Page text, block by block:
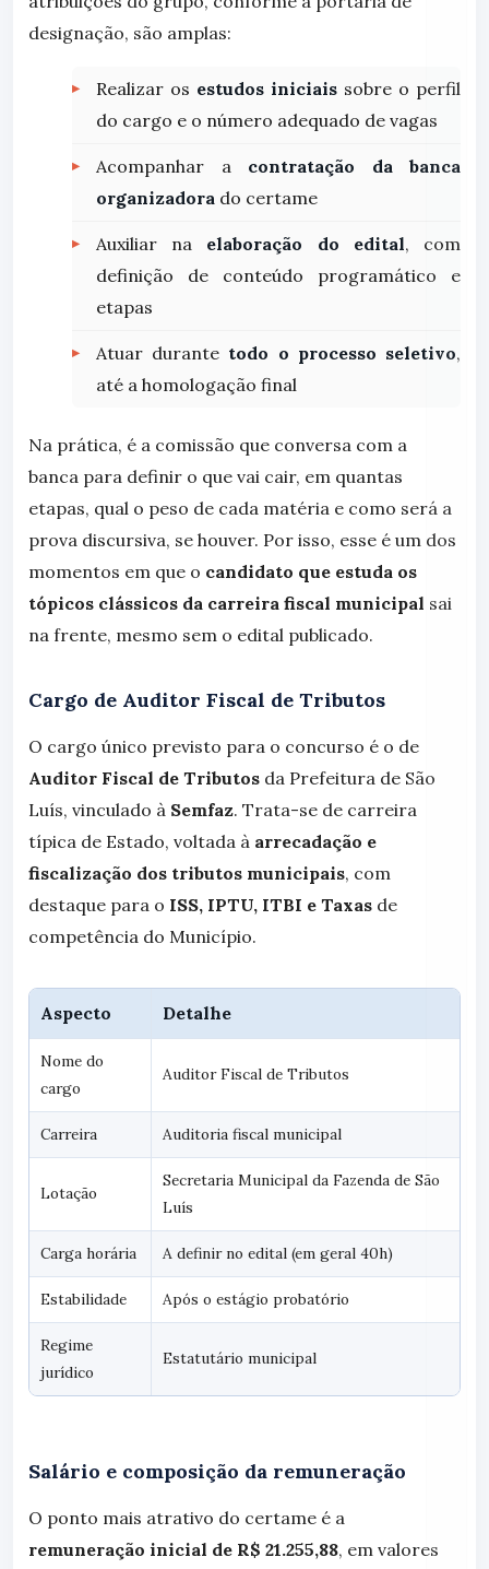
designação, são amplas:
Realizar os estudos iniciais sobre o perfil
do cargo e o número adequado de vagas
Acompanhar a contratação da banca
organizadora do certame
Auxiliar na elaboração do edital, com
definição de conteúdo programático e
etapas
Atuar durante todo o processo seletivo,
até a homologação final
Na prática, é a comissão que conversa com a
banca para definir o que vai cair, em quantas
etapas, qual o peso de cada matéria e como será a
prova discursiva, se houver. Por isso, esse é um dos
momentos em que o candidato que estuda os
tópicos clássicos da carreira fiscal municipal sai
na frente, mesmo sem o edital publicado.
Cargo de Auditor Fiscal de Tributos
O cargo único previsto para o concurso é o de
Auditor Fiscal de Tributos da Prefeitura de São
Luís, vinculado à Semfaz. Trata-se de carreira
típica de Estado, voltada à arrecadação e
fiscalização dos tributos municipais, com
destaque para o ISS, IPTU, ITBI e Taxas de
competência do Município.
Aspecto Detalhe
Nome do
cargo
Auditor Fiscal de Tributos
Carreira Auditoria fiscal municipal
Lotação
Secretaria Municipal da Fazenda de São
Luís
Carga horária A definir no edital (em geral 40h)
Estabilidade Após o estágio probatório
Regime
jurídico
Estatutário municipal
Salário e composição da remuneração
O ponto mais atrativo do certame é a
remuneração inicial de R$ 21.255,88, em valores